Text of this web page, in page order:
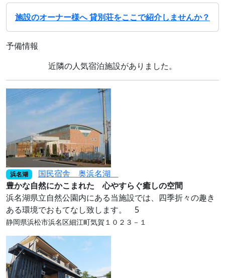
施設のオーナー様へ 貸別荘をここで紹介しませんか？
予備情報
近隣の人気宿泊施設がありました。
浜名湖
国民宿舎 奥浜名湖
豊かな自然にかこまれた 心やすらぐ癒しの空間
浜名湖県立自然公園内にある当施設では、四季折々の趣き
ある環境でおもてなし致します。 5
静岡県浜松市浜名区細江町気賀１０２３－１